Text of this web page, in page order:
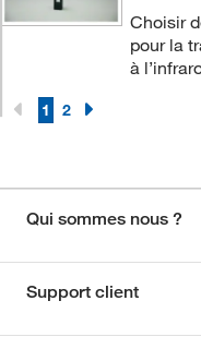
Choisir
pour la
à
1 2
Qui sommes nous ?
Support client